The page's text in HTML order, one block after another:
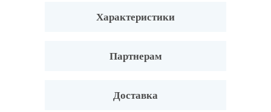
Характеристики
Партнерам
Доставка